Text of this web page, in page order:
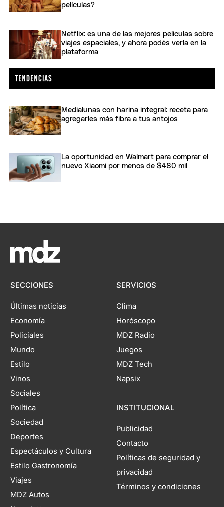
películas?
Netflix: es una de las mejores películas sobre
viajes espaciales, y ahora podés verla en la
plataforma
Medialunas con harina integral: receta para
agregarles más fibra a tus antojos
La oportunidad en Walmart para comprar el
nuevo Xiaomi por menos de $480 mil
SECCIONES
Últimas noticias
Economía
Policiales
Mundo
Estilo
Vinos
Sociales
Política
Sociedad
Deportes
Espectáculos y Cultura
Estilo Gastronomía
Viajes
MDZ Autos
SERVICIOS
Clima
Horóscopo
MDZ Radio
Juegos
MDZ Tech
Napsix
INSTITUCIONAL
Publicidad
Contacto
Políticas de seguridad y
privacidad
Términos y condiciones